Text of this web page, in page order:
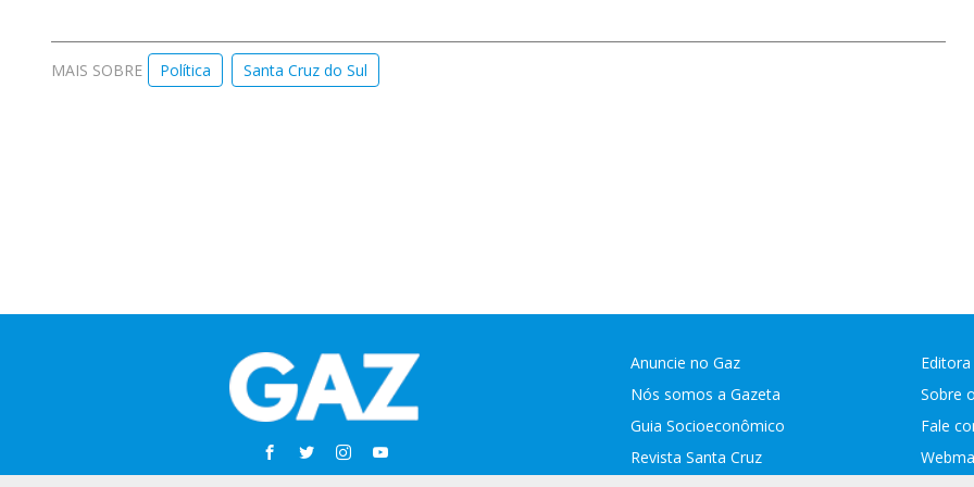
MAIS SOBRE Política Santa Cruz do Sul
Anuncie no Gaz
Nós somos a Gazeta
Guia Socioeconômico
Revista Santa Cruz
Sobre
Fale